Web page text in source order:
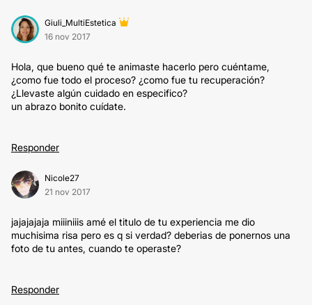
Giuli_MultiEstetica
16 nov 2017
Hola, que bueno qué te animaste hacerlo pero cuéntame,
¿como fue todo el proceso? ¿como fue tu recuperación?
¿Llevaste algún cuidado en especifico?
un abrazo bonito cuídate.
Responder
Nicole27
21 nov 2017
jajajajaja miiiniiis amé el titulo de tu experiencia me dio
muchisima risa pero es q si verdad? deberias de ponernos una
foto de tu antes, cuando te operaste?
Responder